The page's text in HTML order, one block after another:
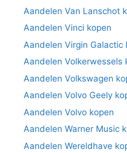
Aandelen Van Lanschot
Aandelen Vinci kopen
Aandelen Virgin Galactic
Aandelen Volkerwessels
Aandelen Volkswagen
Aandelen Volvo Geely
Aandelen Volvo kopen
Aandelen Warner Music
Aandelen Wereldhave